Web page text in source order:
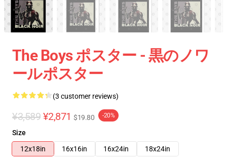
The Boys ポスター - 黒のノワ
ールポスター
(3 customer reviews)
¥3,589 ¥2,871 $19.80 -20%
Size
12x18in
16x16in 16x24in 18x24in